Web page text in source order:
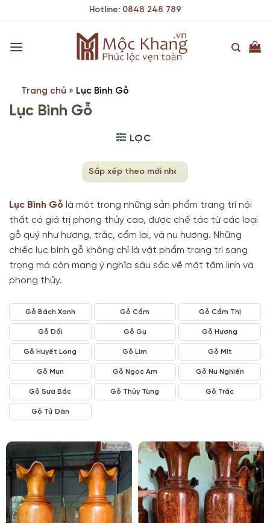
Hotline: 0848 248 789
Trang chủ » Lục Bình Gỗ
Lục Bình Gỗ
LỌC
Lục Bình Gỗ là một trong những sản phẩm trang trí nội
thất có giá trị phong thủy cao, được chế tác từ các loại
gỗ quý như hương, trắc, cẩm lai, và nu hương. Những
chiếc lục bình gỗ không chỉ là vật phẩm trang trí sang
trọng mà còn mang ý nghĩa sâu sắc về mặt tâm linh và
phong thủy.
Gỗ Bách Xanh Gỗ Cẩm Gỗ Cẩm Thị
Gỗ Dổi Gỗ Gụ Gỗ Hương
Gỗ Huyết Long Gỗ Lim Gỗ Mít
Gỗ Mun Gỗ Ngọc Am Gỗ Nu Nghiến
Gỗ Sưa Bắc Gỗ Thủy Tùng Gỗ Trắc
Gỗ Tử Đàn